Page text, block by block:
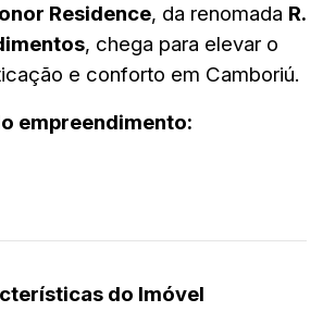
Residence, da renomada R.
, chega para elevar o
e conforto em Camboriú.
empreendimento:
com
e sacada
do Imóvel